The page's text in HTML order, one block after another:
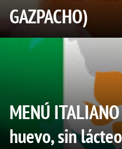
GAZPACHO)
MENÚ
huevo, sin